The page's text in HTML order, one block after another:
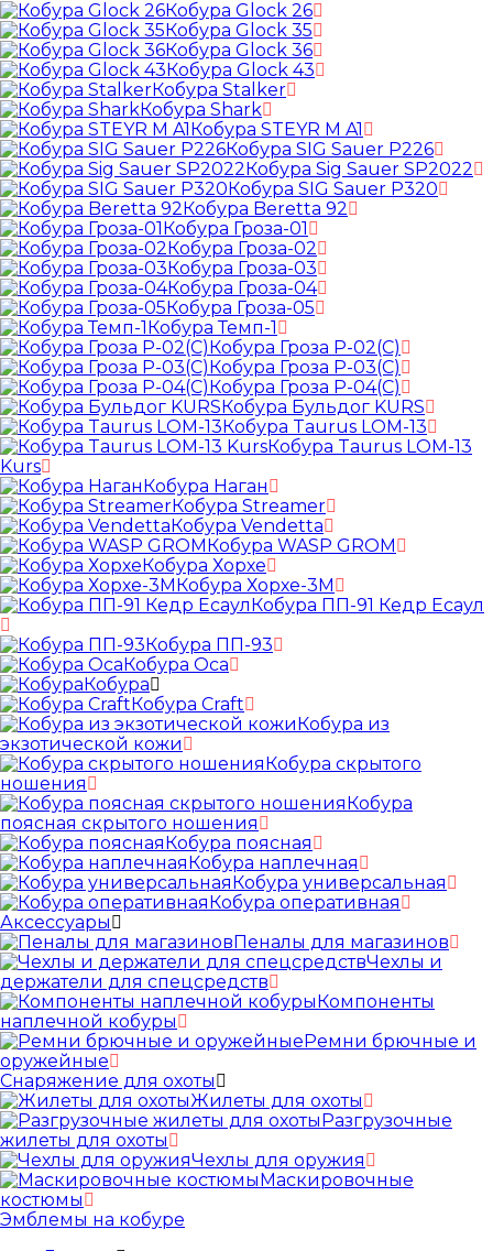
Кобура Glock 26
Кобура Glock 35
Кобура Glock 36
Кобура Glock 43
Кобура Stalker
Кобура Shark
Кобура STEYR M A1
Кобура SIG Sauer P226
Кобура Sig Sauer SP2022
Кобура SIG Sauer P320
Кобура Beretta 92
Кобура Гроза-01
Кобура Гроза-02
Кобура Гроза-03
Кобура Гроза-04
Кобура Гроза-05
Кобура Темп-1
Кобура Гроза Р-02(С)
Кобура Гроза Р-03(С)
Кобура Гроза Р-04(С)
Кобура Бульдог KURS
Кобура Taurus LOM-13
Кобура Taurus LOM-13
Kurs
Кобура Наган
Кобура Streamer
Кобура Vendetta
Кобура WASP GROM
Кобура Хорхе
Кобура Хорхе-3М
Кобура ПП-91 Кедр Есаул
Кобура ПП-93
Кобура Оса
Кобура
Кобура Craft
Кобура из
экзотической кожи
Кобура скрытого
ношения
Кобура
поясная скрытого ношения
Кобура поясная
Кобура наплечная
Кобура универсальная
Кобура оперативная
Аксессуары
Пеналы для магазинов
Чехлы и
держатели для спецсредств
Компоненты
наплечной кобуры
Ремни брючные и
оружейные
Снаряжение для охоты
Жилеты для охоты
Разгрузочные
жилеты для охоты
Чехлы для оружия
Маскировочные
костюмы
Эмблемы на кобуре